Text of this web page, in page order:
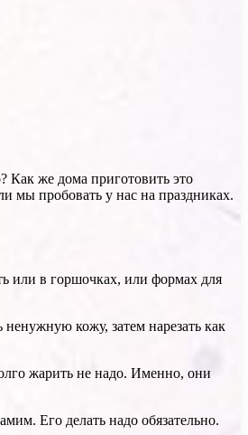
Как же дома приготовить это
мы пробовать у нас на праздниках.
или в горшочках, или формах для
ненужную кожу, затем нарезать как
жарить не надо. Именно, они
Его делать надо обязательно.